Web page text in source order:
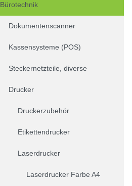
Bürotechnik
Dokumentenscanner
Kassensysteme (POS)
Steckernetzteile, diverse
Drucker
Druckerzubehör
Etikettendrucker
Laserdrucker
Laserdrucker Farbe A4